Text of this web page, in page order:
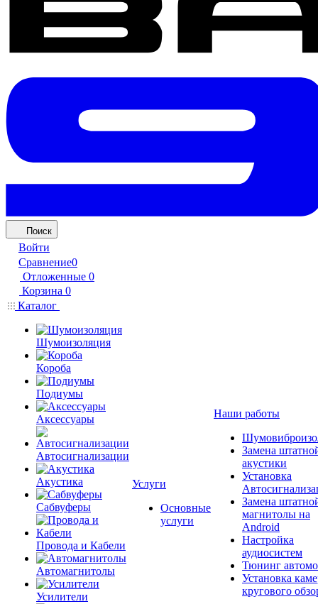
Поиск
Войти
Сравнение0
Отложенные 0
Корзина 0
Каталог
Шумоизоляция
Короба
Подиумы
Аксессуары
Автосигнализации
Акустика
Сабвуферы
Провода и Кабели
Автомагнитолы
Усилители
Услуги
Основные
услуги
Наши работы
Замена
акустики
Установка
Замена
магнитолы на
Android
Настройка
аудиосистем
Тюнинг
Установка
кругового